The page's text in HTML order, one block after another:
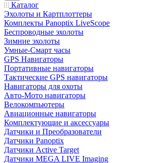
Каталог
Эхолоты и Картплоттеры
Комплекты Panoptix LiveScope
Беспроводные эхолоты
Зимние эхолоты
Умные-Смарт часы
GPS Навигаторы
Портативные навигаторы
Тактические GPS навигаторы
Навигаторы для охоты
Авто-Мото навигаторы
Велокомпьютеры
Авиационные навигаторы
Комплектующие и аксессуары
Датчики и Преобразователи
Датчики Panoptix
Датчики Active Target
Датчики MEGA LIVE Imaging